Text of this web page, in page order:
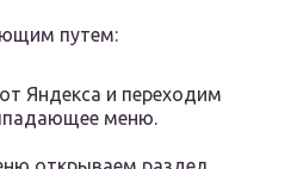
путем:
Яндекса и переходим
меню.